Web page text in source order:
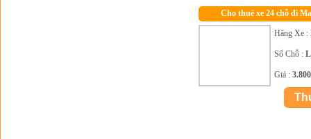
Cho thuê xe 24 chỗ đi
Hãng Xe :
Số Chỗ :
Giá :